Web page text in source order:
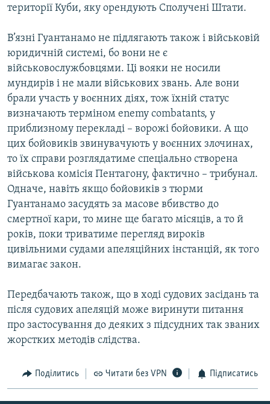
території Куби, яку орендують Сполучені Штати.
В’язні Гуантанамо не підлягають також і військовій
юридичній системі, бо вони не є
військовослужбовцями. Ці вояки не носили
мундирів і не мали військових звань. Але вони
брали участь у воєнних діях, тож їхній статус
визначають терміном enemy combatants, у
приблизному перекладі – ворожі бойовики. А що
цих бойовиків звинувачують у воєнних злочинах,
то їх справи розглядатиме спеціально створена
військова комісія Пентагону, фактично – трибунал.
Одначе, навіть якщо бойовиків з тюрми
Гуантанамо засудять за масове вбивство до
смертної кари, то мине ще багато місяців, а то й
років, поки триватиме перегляд вироків
цивільними судами апеляційних інстанцій, як того
вимагає закон.
Передбачають також, що в ході судових засідань та
після судових апеляцій може виринути питання
про застосування до деяких з підсудних так званих
жорстких методів слідства.
Поділитись Читати без VPN Підписатись